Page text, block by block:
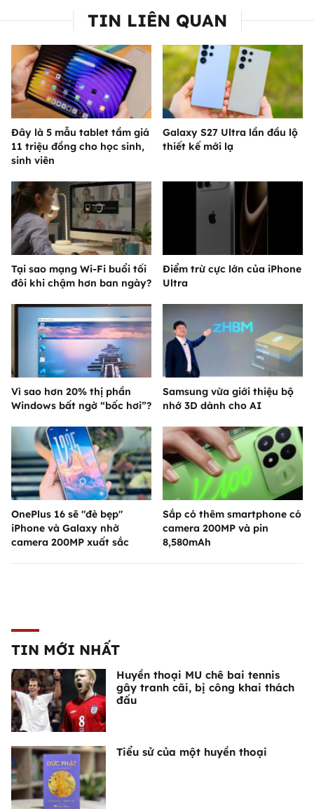
TIN LIÊN QUAN
Đây là 5 mẫu tablet tầm giá
11 triệu đồng cho học sinh,
sinh viên
Galaxy S27 Ultra lần đầu lộ
thiết kế mới lạ
Tại sao mạng Wi-Fi buổi tối
đôi khi chậm hơn ban ngày?
Điểm trừ cực lớn của iPhone
Ultra
Vì sao hơn 20% thị phần
Windows bất ngờ “bốc hơi”?
Samsung vừa giới thiệu bộ
nhớ 3D dành cho AI
OnePlus 16 sẽ "đè bẹp"
iPhone và Galaxy nhờ
camera 200MP xuất sắc
Sắp có thêm smartphone có
camera 200MP và pin
8,580mAh
TIN MỚI NHẤT
Huyền thoại MU chê bai tennis
gây tranh cãi, bị công khai thách
đấu
Tiểu sử của một huyền thoại